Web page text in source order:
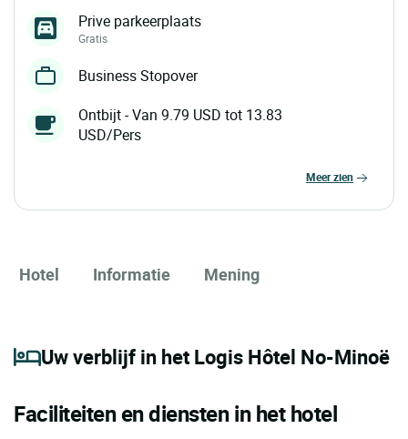
Prive parkeerplaats
Gratis
Business Stopover
Ontbijt - Van 9.79 USD tot 13.83
USD/Pers
meer zien
Hotel Informatie Mening
Uw verblijf in het Logis Hôtel No-Minoë
Faciliteiten en diensten in het hotel